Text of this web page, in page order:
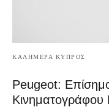
ΚΑΛΗΜΕΡΑ ΚΥΠΡΟΣ
Peugeot:
Κινηματογράφου